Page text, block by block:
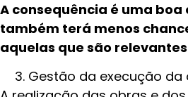
A consequência é uma
também terá menos
aquelas que são
Gestão da execução da